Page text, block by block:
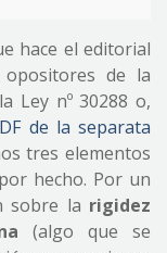
hace el editorial
de la
Ley nº 30288 o,
de la separata
tres elementos
hecho. Por un
sobre la rigidez
(algo que se